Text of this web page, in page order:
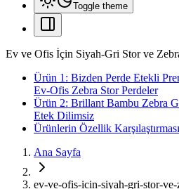
Toggle theme
Ev ve Ofis İçin Siyah-Gri Stor ve Zebra
Ürün 1: Bizden Perde Etekli
Ev-Ofis Zebra Stor Perdeler
Ürün 2: Brillant Bambu Zebra
Etek Dilimsiz
Ürünlerin Özellik Karşılaştırması
Ana Sayfa
ev-ve-ofis-icin-siyah-gri-stor-ve-